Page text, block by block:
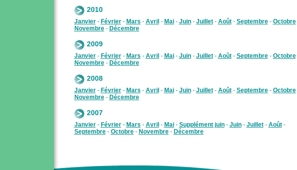
2010
Janvier- Février- Mars - Avril - Mai- Juin- Juillet- Août- Septembre- Octobre
Novembre- Décembre
2009
Janvier- Février- Mars - Avril - Mai- Juin- Juillet- Août- Septembre- Octobre
Novembre- Décembre
2008
Janvier- Février- Mars - Avril - Mai- Juin- Juillet- Août- Septembre- Octobre
Novembre- Décembre
2007
Janvier- Février- Mars - Avril - Mai- Supplément juin- Juin- Juillet- Août-
Septembre- Octobre- Novembre- Décembre